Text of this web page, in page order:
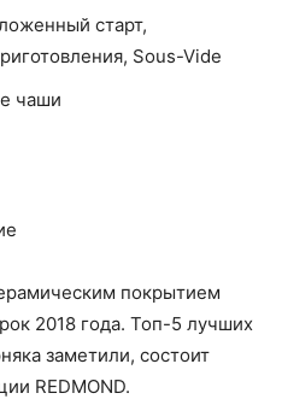
старт,
Sous-Vide
чаши
покрытием
2018 года. Топ-5 лучших
заметили, состоит
REDMOND.